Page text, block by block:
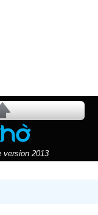
version 2013